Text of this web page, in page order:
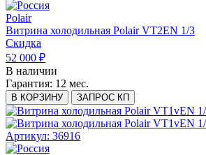
Polair
Витрина холодильная Polair VT2EN 1/3
Скидка
52 000 ₽
В наличии
Гарантия: 12 мес.
В КОРЗИНУ ЗАПРОС КП
Артикул: 36916